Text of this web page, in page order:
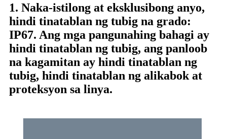
1. Naka-istilong at eksklusibong anyo,
hindi tinatablan ng tubig na grado:
IP67. Ang mga pangunahing bahagi ay
hindi tinatablan ng tubig, ang panloob
na kagamitan ay hindi tinatablan ng
tubig, hindi tinatablan ng alikabok at
proteksyon sa linya.